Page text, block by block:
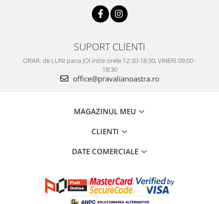
SUPORT CLIENTI
ORAR: de LUNI pana JOI intre orele 12:30-18:30, VINERI 09:00 -
18:30
office@pravalianoastra.ro
MAGAZINUL MEU
CLIENTI
DATE COMERCIALE